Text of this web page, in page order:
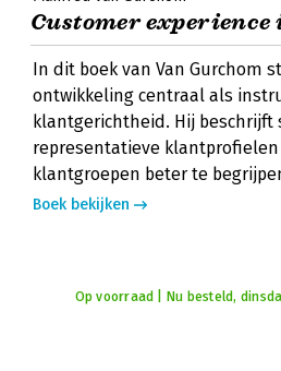
Customer
In dit boek van Van Gurchom
ontwikkeling centraal als
klantgerichtheid. Hij beschrijft
representatieve
klantgroepen beter te
Boek bekijken
Op voorraad | Nu besteld,